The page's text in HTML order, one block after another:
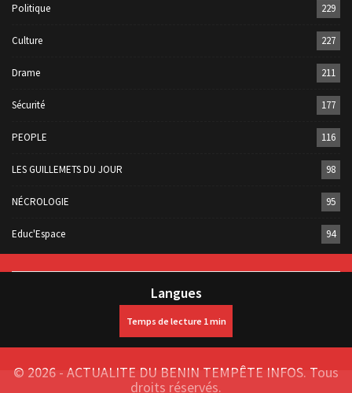
Politique 229
Culture 227
Drame 211
Sécurité 177
PEOPLE 116
LES GUILLEMETS DU JOUR 98
NÉCROLOGIE 95
Educ'Espace 94
Langues
© 2026 - ACTUALITE DU BENIN TEMPÊTE INFOS. Tous
droits réservés.